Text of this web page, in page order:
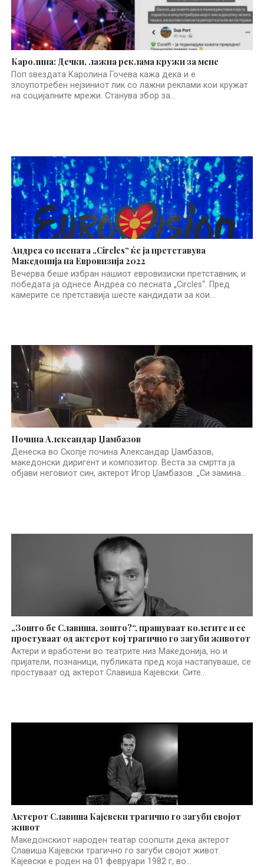
Каролина: Дечки, лажна реклама кружи за мене
Поп ѕвездата Каролина Гочева кажа дека и е
злоупотребен нејзиниот лик со лажни реклами кои кружат
на социјалните мрежи. Станува збор за...
Андреа со песната „Circles“ ќе ја претставува
Македонија на Евровизија 2022
Вечерва беше избран нашиот евровизиски претставник, и
победата ја однесе Андреа со песната „Circles“. Пред
камерите се претставија шесте кандидати за кои...
Почина Александар Џамбазов
Денеска во Скопје почина Александар Џамбазов,
македонски диригент и композитор. Веста за смртта ја
објави неговиот син, актерот Игор Џамбазов. „Си замина...
„Зошто бе Славиша, зошто?“, прашуваат колегите и се
простуваат од актерот кој трагично го загуби животот
Актери и вработени во театрите низ Македонија, но и
пријатели, познаници, публиката пред која настапуваше, се
простуваат од актерот Славиша Кајевски. Сите...
Актерот Славиша Кајевски трагично го загуби својот
живот
Македонскиот народен театар соопшти дека актерот
Славиша Кајевски трагично го загуби својот живот.
Кајевски е роден на 01 февруари 1982 г, во...